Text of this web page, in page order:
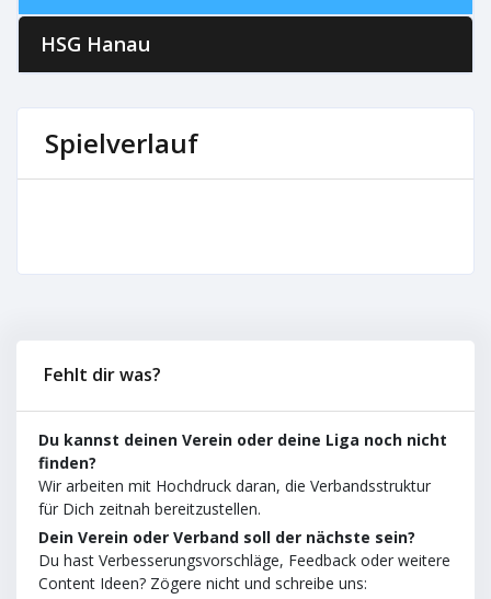
HSG Hanau
Spielverlauf
Fehlt dir was?
Du kannst deinen Verein oder deine Liga noch nicht
finden?
Wir arbeiten mit Hochdruck daran, die Verbandsstruktur
für Dich zeitnah bereitzustellen.
Dein Verein oder Verband soll der nächste sein?
Du hast Verbesserungsvorschläge, Feedback oder weitere
Content Ideen? Zögere nicht und schreibe uns: